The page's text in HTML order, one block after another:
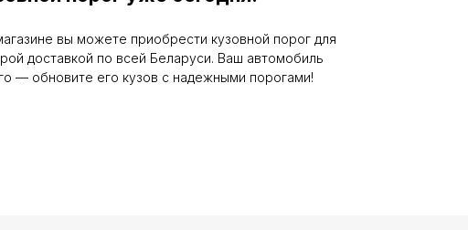
вы можете приобрести кузовной порог для
доставкой по всей Беларуси. Ваш автомобиль
— обновите его кузов с надежными порогами!